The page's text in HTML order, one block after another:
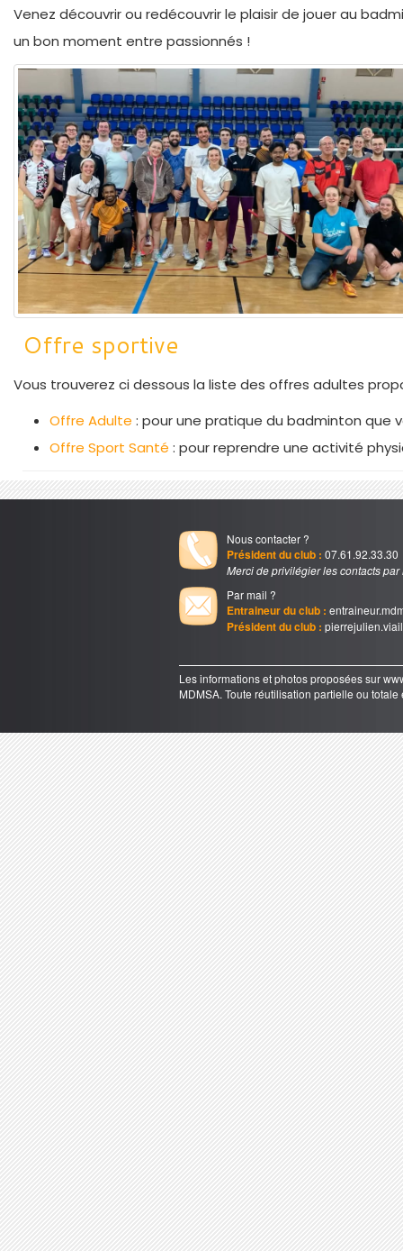
Venez découvrir ou redécouvrir le plaisir de jouer au
un bon moment entre passionnés !
Offre sportive
Vous trouverez ci dessous la liste des offres adultes
Offre Adulte : pour une pratique du badminton que
Offre Sport Santé : pour reprendre une activité
Nous contacter ?
Président du club : 07.61.92.33.30
Merci de privilégier les contacts par
Par mail ?
Entraineur du club :
Président du club :
Les informations et photos proposées sur
MDMSA. Toute réutilisation partielle ou totale